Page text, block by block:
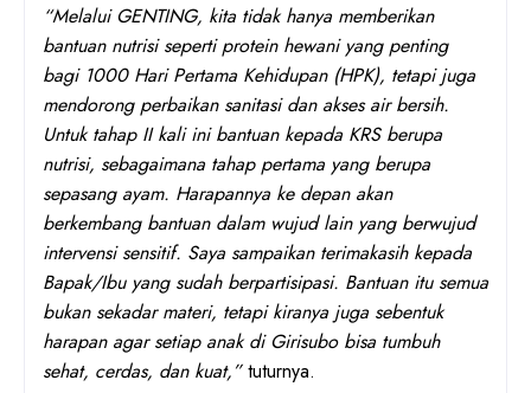
“Melalui GENTING, kita tidak hanya memberikan
bantuan nutrisi seperti protein hewani yang penting
bagi 1000 Hari Pertama Kehidupan (HPK), tetapi juga
mendorong perbaikan sanitasi dan akses air bersih.
Untuk tahap II kali ini bantuan kepada KRS berupa
nutrisi, sebagaimana tahap pertama yang berupa
sepasang ayam. Harapannya ke depan akan
berkembang bantuan dalam wujud lain yang berwujud
intervensi sensitif. Saya sampaikan terimakasih kepada
Bapak/Ibu yang sudah berpartisipasi. Bantuan itu semua
bukan sekadar materi, tetapi kiranya juga sebentuk
harapan agar setiap anak di Girisubo bisa tumbuh
sehat, cerdas, dan kuat,”tuturnya.